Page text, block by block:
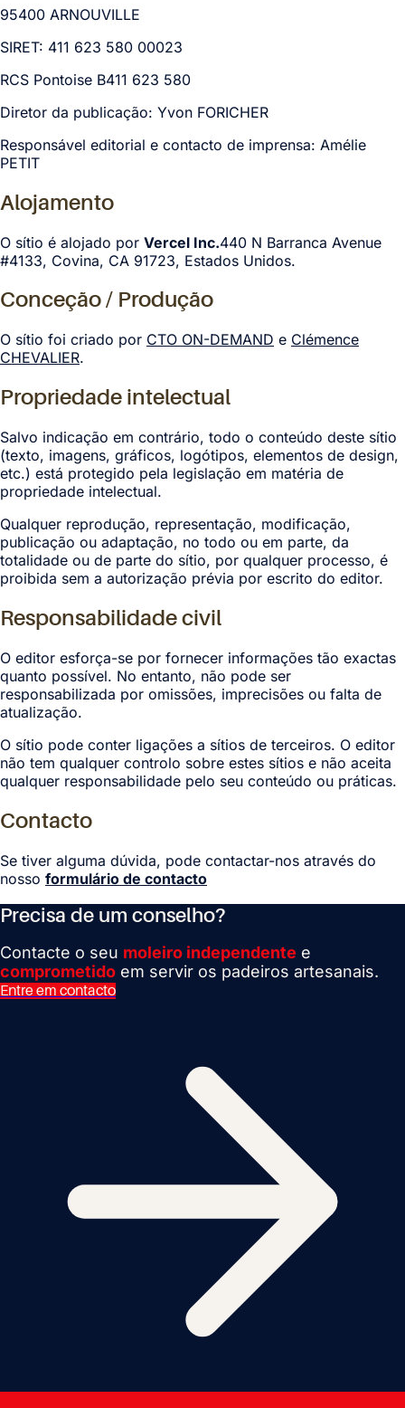
95400 ARNOUVILLE
SIRET: 411 623 580 00023
RCS Pontoise B411 623 580
Diretor da publicação: Yvon FORICHER
Responsável editorial e contacto de imprensa: Amélie
PETIT
Alojamento
O sítio é alojado por Vercel Inc.440 N Barranca Avenue
#4133, Covina, CA 91723, Estados Unidos.
Conceção / Produção
O sítio foi criado por CTO ON-DEMAND e Clémence
CHEVALIER.
Propriedade intelectual
Salvo indicação em contrário, todo o conteúdo deste sítio
(texto, imagens, gráficos, logótipos, elementos de design,
etc.) está protegido pela legislação em matéria de
propriedade intelectual.
Qualquer reprodução, representação, modificação,
publicação ou adaptação, no todo ou em parte, da
totalidade ou de parte do sítio, por qualquer processo, é
proibida sem a autorização prévia por escrito do editor.
Responsabilidade civil
O editor esforça-se por fornecer informações tão exactas
quanto possível. No entanto, não pode ser
responsabilizada por omissões, imprecisões ou falta de
atualização.
O sítio pode conter ligações a sítios de terceiros. O editor
não tem qualquer controlo sobre estes sítios e não aceita
qualquer responsabilidade pelo seu conteúdo ou práticas.
Contacto
Se tiver alguma dúvida, pode contactar-nos através do
nosso formulário de contacto
Precisa de um conselho?
Contacte o seu moleiro independente e
comprometido em servir os padeiros artesanais.
Entre em contacto